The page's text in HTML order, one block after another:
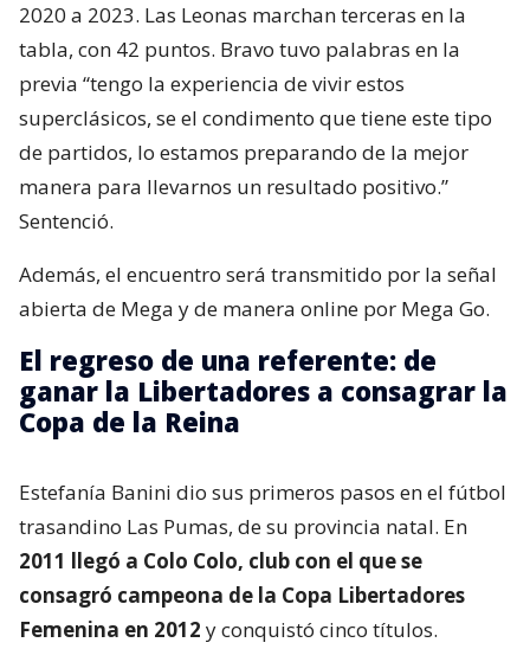
2020 a 2023. Las Leonas marchan terceras en la
tabla, con 42 puntos. Bravo tuvo palabras en la
previa “tengo la experiencia de vivir estos
superclásicos, se el condimento que tiene este tipo
de partidos, lo estamos preparando de la mejor
manera para llevarnos un resultado positivo.”
Sentenció.
Además, el encuentro será transmitido por la señal
abierta de Mega y de manera online por Mega Go.
El regreso de una referente: de
ganar la Libertadores a consagrar la
Copa de la Reina
Estefanía Banini dio sus primeros pasos en el fútbol
trasandino Las Pumas, de su provincia natal. En
2011 llegó a Colo Colo, club con el que se
consagró campeona de la Copa Libertadores
Femenina en 2012 y conquistó cinco títulos.